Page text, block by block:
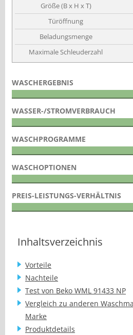
Größe (B x H x T)
Türöffnung
Beladungsmenge
Maximale Schleuderzahl
WASCHERGEBNIS
WASSER-/STROMVERBRAUCH
WASCHPROGRAMME
WASCHOPTIONEN
PREIS-LEISTUNGS-VERHÄLTNIS
Inhaltsverzeichnis
Vorteile
Nachteile
Test von Beko WML 91433 NP
Vergleich zu anderen
Marke
Produktdetails